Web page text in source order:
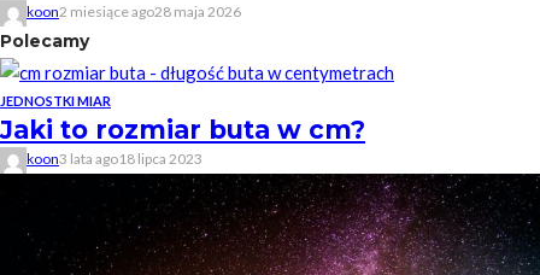
koon2 miesiące ago28 maja 2026
Polecamy
JEDNOSTKI MIAR
Jaki to rozmiar buta w cm?
koon3 lata ago18 lipca 2023